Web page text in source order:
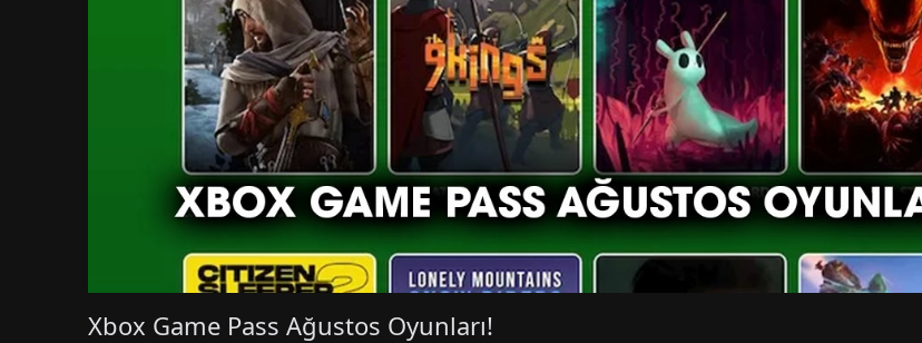
Xbox Game Pass Ağustos Oyunları!